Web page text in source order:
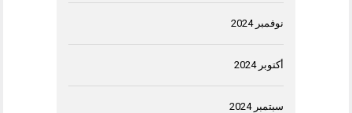
نوفمبر 2024
أكتوبر 2024
سبتمبر 2024